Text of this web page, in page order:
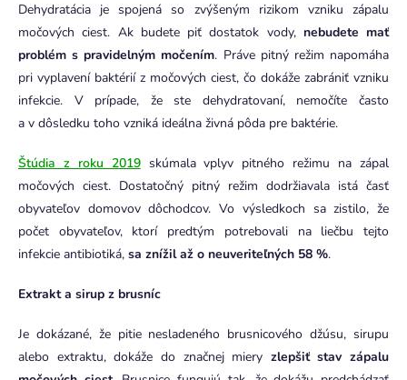
Dehydratácia je spojená so zvýšeným rizikom vzniku zápalu
močových ciest. Ak budete piť dostatok vody, nebudete mať
problém s pravidelným močením. Práve pitný režim napomáha
pri vyplavení baktérií z močových ciest, čo dokáže zabrániť vzniku
infekcie. V prípade, že ste dehydratovaní, nemočíte často
a v dôsledku toho vzniká ideálna živná pôda pre baktérie.
Štúdia z roku 2019skúmala vplyv pitného režimu na zápal
močových ciest. Dostatočný pitný režim dodržiavala istá časť
obyvateľov domovov dôchodcov. Vo výsledkoch sa zistilo, že
počet obyvateľov, ktorí predtým potrebovali na liečbu tejto
infekcie antibiotiká, sa znížil až o neuveriteľných 58 %.
Extrakt a sirup z brusníc
Je dokázané, že pitie nesladeného brusnicového džúsu, sirupu
alebo extraktu, dokáže do značnej miery zlepšiť stav zápalu